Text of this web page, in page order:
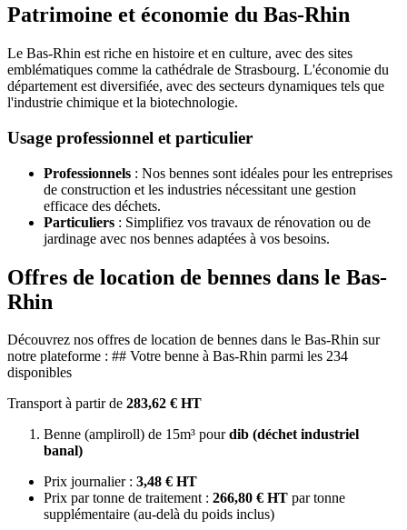
Patrimoine et économie du Bas-Rhin
Le Bas-Rhin est riche en histoire et en culture, avec des sites
emblématiques comme la cathédrale de Strasbourg. L'économie du
département est diversifiée, avec des secteurs dynamiques tels que
l'industrie chimique et la biotechnologie.
Usage professionnel et particulier
Professionnels : Nos bennes sont idéales pour les entreprises
de construction et les industries nécessitant une gestion
efficace des déchets.
Particuliers : Simplifiez vos travaux de rénovation ou de
jardinage avec nos bennes adaptées à vos besoins.
Offres de location de bennes dans le Bas-
Rhin
Découvrez nos offres de location de bennes dans le Bas-Rhin sur
notre plateforme : ## Votre benne à Bas-Rhin parmi les 234
disponibles
Transport à partir de 283,62 € HT
Benne (ampliroll) de 15m³ pourdib (déchet industriel
banal)
Prix journalier : 3,48 € HT
Prix par tonne de traitement : 266,80 € HT par tonne
supplémentaire (au-delà du poids inclus)